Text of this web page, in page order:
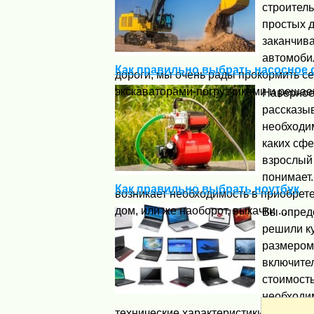
простых
дороги, мы очень рады прокормить
экскаваторами-погрузчиками и
Как правильно выбрать насосное
каких
взрослый
возникает необходимость в
дом, или же наоборот, выкачки ...
Как правильно выбрать ноутбук
Вы
решили